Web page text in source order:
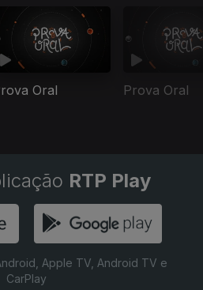
Oral Prova Oral
RTP Play
Apple TV, Android TV e
CarPlay